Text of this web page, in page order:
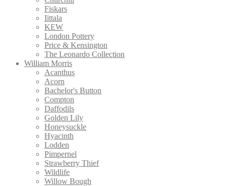
Fiskars
Iittala
KEW
London Pottery
Price & Kensington
The Leonardo Collection
William Morris
Acanthus
Acorn
Bachelor's Button
Compton
Daffodils
Golden Lily
Honeysuckle
Hyacinth
Lodden
Pimpernel
Strawberry Thief
Wildlife
Willow Bough